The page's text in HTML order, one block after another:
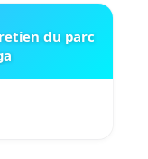
du parc